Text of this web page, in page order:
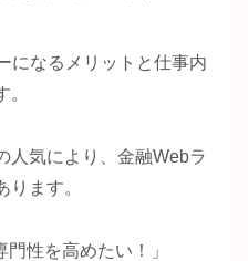
になるメリットと仕事内
人気により、金融Webラ
ます。
門性を高めたい！」